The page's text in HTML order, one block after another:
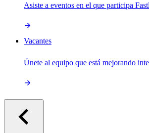
Asiste a eventos en el que participa
Vacantes
Únete al equipo que está mejorando